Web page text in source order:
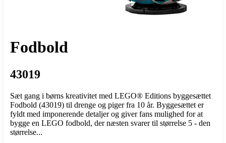
Fodbold
43019
Sæt gang i børns kreativitet med LEGO® Editions byggesættet
Fodbold (43019) til drenge og piger fra 10 år. Byggesættet er
fyldt med imponerende detaljer og giver fans mulighed for at
bygge en LEGO fodbold, der næsten svarer til størrelse 5 - den
størrelse...